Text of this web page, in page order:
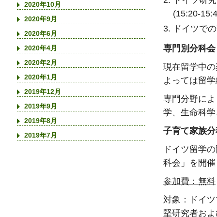
(15:20-
ドイツで
専門別分科
現在留学中
よっては留
専門分野に
学、生命科
子育て家族
ドイツ留学
科会」を開
参加費：無料
対象：ドイ
堅研究者お
2020年10月
2020年9月
2020年6月
2020年4月
2020年2月
2020年1月
2019年12月
2019年9月
2019年8月
2019年7月